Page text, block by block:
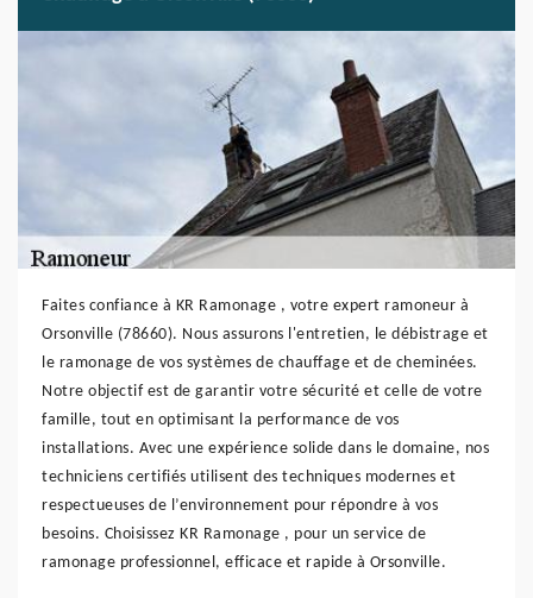
Faites confiance à KR Ramonage , votre expert ramoneur à
Orsonville (78660). Nous assurons l'entretien, le débistrage et
le ramonage de vos systèmes de chauffage et de cheminées.
Notre objectif est de garantir votre sécurité et celle de votre
famille, tout en optimisant la performance de vos
installations. Avec une expérience solide dans le domaine, nos
techniciens certifiés utilisent des techniques modernes et
respectueuses de l’environnement pour répondre à vos
besoins. Choisissez KR Ramonage , pour un service de
ramonage professionnel, efficace et rapide à Orsonville.